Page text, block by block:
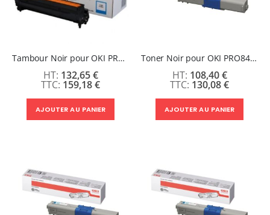
Tambour Noir pour OKI PRO8432WT
159,18 €
132,65 €
AJOUTER AU PANIER
Toner Noir pour OKI PRO8432WT
130,08 €
108,40 €
AJOUTER AU PANIER